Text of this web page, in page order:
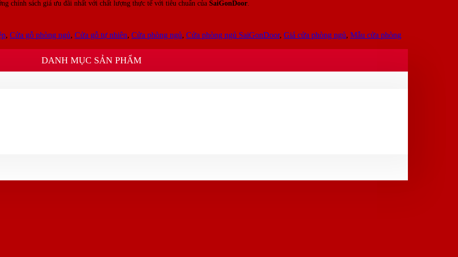
chính sách giá ưu đãi nhất với chất lượng thực tế với tiêu chuẩn của SaiGonDoor
, Cửa gỗ phòng ngủ, Cửa gỗ tự nhiên, Cửa phòng ngủ, Cửa phòng ngủ SaiGonDoor, Giá cửa phòng ngủ, Mẫu cửa phòng
DANH MỤC SẢN PHẨM